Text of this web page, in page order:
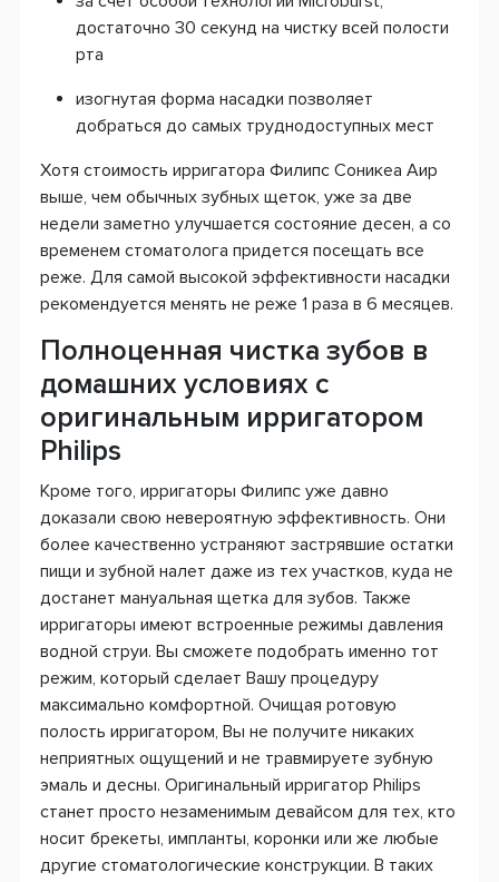
достаточно 30 секунд на чистку всей полости
рта
изогнутая форма насадки позволяет
добраться до самых труднодоступных мест
Хотя стоимость ирригатора Филипс Cоникеа Аир
выше, чем обычных зубных щеток, уже за две
недели заметно улучшается состояние десен, а со
временем стоматолога придется посещать все
реже. Для самой высокой эффективности насадки
рекомендуется менять не реже 1 раза в 6 месяцев.
Полноценная чистка зубов в
домашних условиях с
оригинальным ирригатором
Philips
Кроме того, ирригаторы Филипс уже давно
доказали свою невероятную эффективность. Они
более качественно устраняют застрявшие остатки
пищи и зубной налет даже из тех участков, куда не
достанет мануальная щетка для зубов. Также
ирригаторы имеют встроенные режимы давления
водной струи. Вы сможете подобрать именно тот
режим, который сделает Вашу процедуру
максимально комфортной. Очищая ротовую
полость ирригатором, Вы не получите никаких
неприятных ощущений и не травмируете зубную
эмаль и десны. Оригинальный ирригатор Philips
станет просто незаменимым девайсом для тех, кто
носит брекеты, импланты, коронки или же любые
другие стоматологические конструкции. В таких